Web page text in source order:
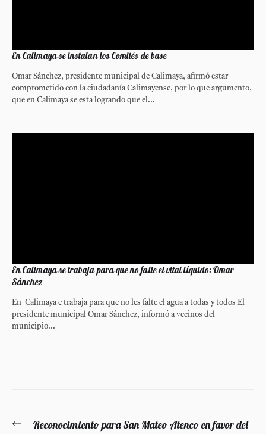
En Calimaya se instalan los Comités de base
Omar Sánchez, presidente municipal de Calimaya, afirmó estar
comprometido con la ciudadanía Calimayense, por lo que argumento,
que en Calimaya se esta logrando que el...
En Calimaya se trabaja para que no falte el vital líquido: Omar
Sánchez
En Calimaya e trabaja para que no les falte el agua a todas y todos El
presidente municipal Omar Sánchez, informó a vecinos del
municipio...
Navegación
EntradaReconocimiento para San Mateo Atenco en favor del